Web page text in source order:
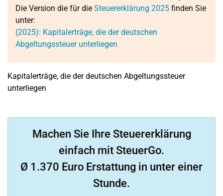
Die Version die für die Steuererklärung 2025 finden Sie
unter:
(2025): Kapitalerträge, die der deutschen
Abgeltungssteuer unterliegen
Kapitalerträge, die der deutschen Abgeltungssteuer
unterliegen
Machen Sie Ihre Steuererklärung
einfach mit SteuerGo.
Ø 1.370 Euro Erstattung in unter einer
Stunde.